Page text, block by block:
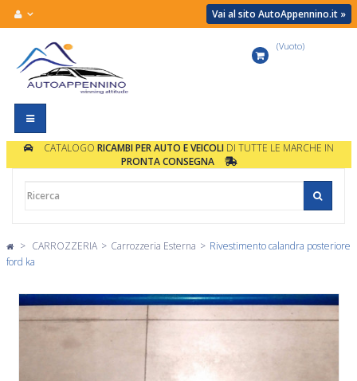
Vai al sito AutoAppennino.it »
Navigazione
Toggle
(Vuoto)
CATALOGO RICAMBI PER AUTO E VEICOLIDI TUTTE LE MARCHE IN
PRONTA CONSEGNA
> CARROZZERIA > Carrozzeria Esterna > Rivestimento calandra posteriore
ford ka